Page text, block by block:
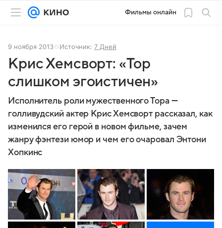
Фильмы онлайн
9 ноября 2013 Источник: 7 Дней
Крис Хемсворт: «Тор
слишком эгоистичен»
Исполнитель роли мужественного Тора —
голливудский актер Крис Хемсворт рассказал, как
изменился его герой в новом фильме, зачем
жанру фэнтези юмор и чем его очаровал Энтони
Хопкинс